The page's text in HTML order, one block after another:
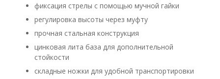
фиксация стрелы с помощью мучной гайки
регулировка высоты через муфту
прочная стальная конструкция
цинковая литa база для дополнительной
стойкости
складные ножки для удобной транспортировки